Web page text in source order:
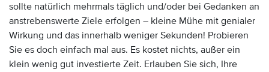
sollte natürlich mehrmals täglich und/oder bei Gedanken an
anstrebenswerte Ziele erfolgen – kleine Mühe mit genialer
Wirkung und das innerhalb weniger Sekunden! Probieren
Sie es doch einfach mal aus. Es kostet nichts, außer ein
klein wenig gut investierte Zeit. Erlauben Sie sich, Ihre